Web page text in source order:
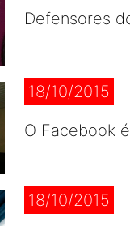
Defensores
18/10/2015
O Facebook
18/10/2015